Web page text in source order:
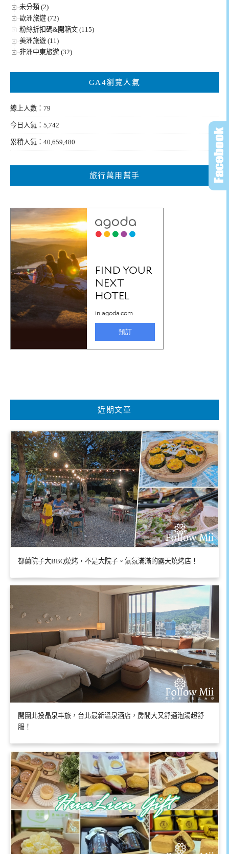
未分類 (2)
歐洲旅遊 (72)
粉絲折扣碼&開箱文 (115)
美洲旅遊 (11)
非洲中東旅遊 (32)
GA4瀏覽人氣
線上人數：79
今日人氣：5,742
累積人氣：40,659,480
旅行萬用幫手
近期文章
都蘭院子大BBQ燒烤，不是大院子。氣氛滿滿的露天燒烤店！
開團北投晶泉丰旅，台北最新溫泉酒店，房間大又舒適泡湯超舒
服！